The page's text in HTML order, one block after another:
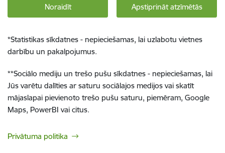
Noraidīt Apstiprināt atzīmētās
*Statistikas sīkdatnes - nepieciešamas, lai uzlabotu vietnes
darbību un pakalpojumus.
**Sociālo mediju un trešo pušu sīkdatnes - nepieciešamas, lai
Jūs varētu dalīties ar saturu sociālajos medijos vai skatīt
mājaslapai pievienoto trešo pušu saturu, piemēram, Google
Maps, PowerBI vai citus.
Privātuma politika